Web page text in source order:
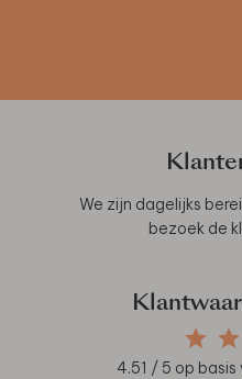
We zijn dagelijks
bezoek de
4.51 / 5 op basis